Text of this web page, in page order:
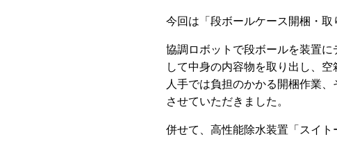
今回は「段ボールケース開梱・取
協調ロボットで段ボールを装置
して中身の内容物を取り出し、空
人手では負担のかかる開梱作業
させていただきました。
併せて、高性能除水装置「スイト